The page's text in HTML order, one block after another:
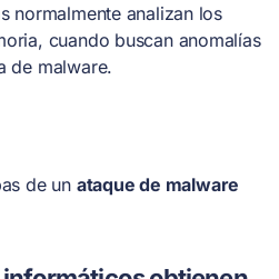
normalmente analizan los
cuando buscan anomalías
de malware.
de un ataque de malware